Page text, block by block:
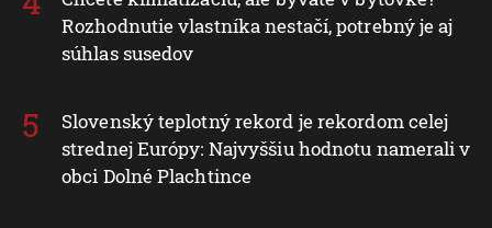
Rozhodnutie vlastníka nestačí, potrebný je aj
súhlas susedov
Slovenský teplotný rekord je rekordom celej
strednej Európy: Najvyššiu hodnotu namerali v
obci Dolné Plachtince